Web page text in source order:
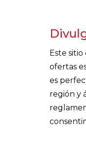
Este
ofertas
es
región y